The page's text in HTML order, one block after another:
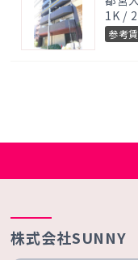
1K /
参考
株式会社SUNNY